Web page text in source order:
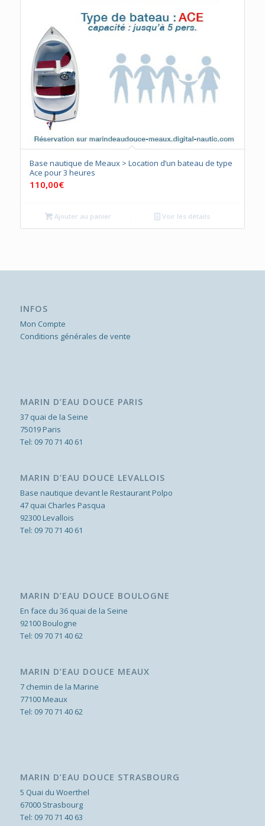
Base nautique de Meaux > Location d’un bateau de type
Ace pour 3 heures
110,00€
Ajouter au panier Voir les détails
INFOS
Mon Compte
Conditions générales de vente
MARIN D’EAU DOUCE PARIS
37 quai de la Seine
75019 Paris
Tel: 09 70 71 40 61
MARIN D’EAU DOUCE LEVALLOIS
Base nautique devant le Restaurant Polpo
47 quai Charles Pasqua
92300 Levallois
Tel: 09 70 71 40 61
MARIN D’EAU DOUCE BOULOGNE
En face du 36 quai de la Seine
92100 Boulogne
Tel: 09 70 71 40 62
MARIN D’EAU DOUCE MEAUX
7 chemin de la Marine
77100 Meaux
Tel: 09 70 71 40 62
MARIN D’EAU DOUCE STRASBOURG
5 Quai du Woerthel
67000 Strasbourg
Tel: 09 70 71 40 63